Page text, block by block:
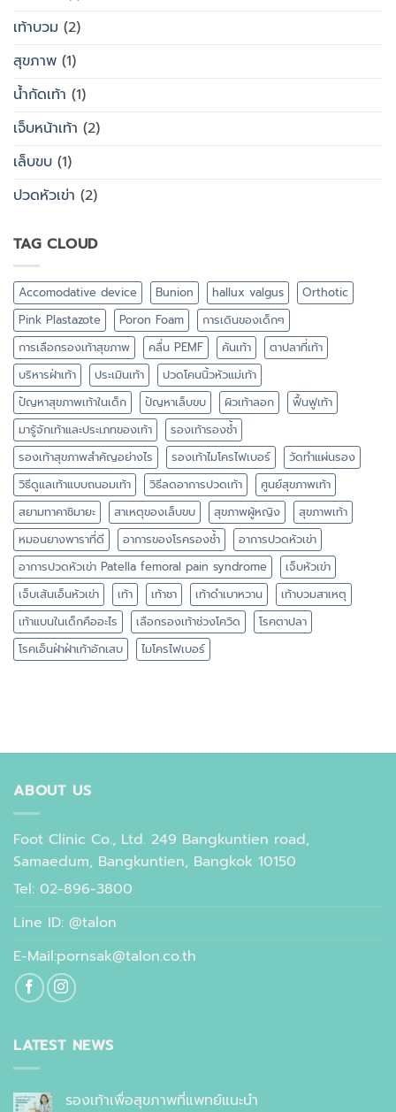
เท้าบวม (2)
สุขภาพ (1)
น้ำกัดเท้า (1)
เจ็บหน้าเท้า (2)
เล็บขบ (1)
ปวดหัวเข่า (2)
TAG CLOUD
Accomodative device Bunion hallux valgus
Orthotic
Pink Plastazote
Poron Foam
การเดินของเด็กๆ
การเลือกรองเท้าสุขภาพ
คลื่น PEMF คันเท้า
ตาปลาที่เท้า
บริหารฝ่าเท้า
ประเมินเท้า
ปวดโคนนิ้วหัวแม่เท้า
ปัญหาสุขภาพเท้าในเด็ก
ปัญหาเล็บขบ ผิวเท้าลอก
ฟื้นฟูเท้า
มารู้จักเท้าและประเภทของเท้า
รองเท้ารองช้ำ
รองเท้าสุขภาพสำคัญอย่างไร
รองเท้าไมโครไฟเบอร์
วัดทำแผ่นรอง
วิธีดูแลเท้าแบบถนอมเท้า
วิธีลดอาการปวดเท้า
ศูนย์สุขภาพเท้า
สยามทาคาชิมายะ
สาเหตุของเล็บขบ สุขภาพผู้หญิง
สุขภาพเท้า
หมอนยางพาราที่ดี
อาการของโรครองช้ำ
อาการปวดหัวเข่า
อาการปวดหัวเข่า Patella femoral pain syndrome
เจ็บหัวเข่า
เจ็บเส้นเอ็นหัวเข่า
เท้า เท้าชา เท้าดำเบาหวาน
เท้าบวมสาเหตุ
เท้าแบนในเด็กคืออะไร
เลือกรองเท้าช่วงโควิด
โรคตาปลา
โรคเอ็นฝ่าฝ่าเท้าอักเสบ
ไมโครไฟเบอร์
ABOUT US
Foot Clinic Co., Ltd. 249 Bangkuntien road,
Samaedum, Bangkuntien, Bangkok 10150
Tel: 02-896-3800
Line ID: @talon
E-Mail:pornsak@talon.co.th
LATEST NEWS
รองเท้าเพื่อสุขภาพที่แพทย์แนะนำ